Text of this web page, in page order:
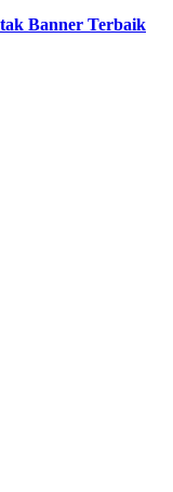
Banner Terbaik